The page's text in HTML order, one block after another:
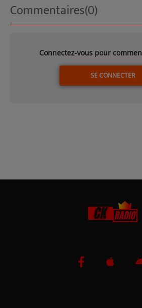
Commentaires(0)
Connectez-vous pour
SE CONNECTER